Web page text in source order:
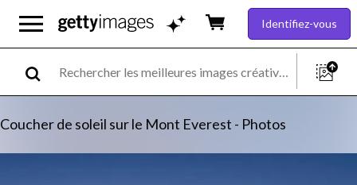
Identifiez-vous
Coucher de soleil sur le Mont Everest - Photos